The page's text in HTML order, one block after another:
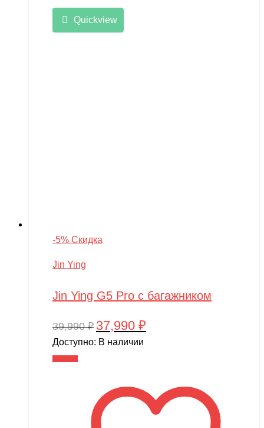
Quickview
-5% Скидка
Jin Ying
Jin Ying G5 Pro с багажником
39,990₽ Первоначальная
цена
37,990 ₽
Доступно: В наличии